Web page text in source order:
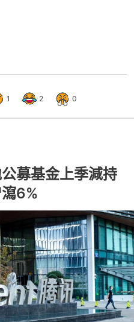
1 2 0
募基金上季減持
6%